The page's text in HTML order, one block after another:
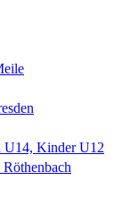
U14, Kinder U12